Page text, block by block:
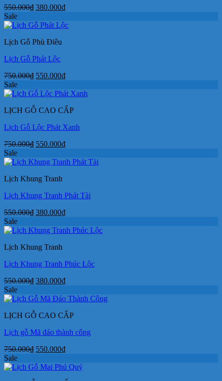
550.000₫ Giá
là:
380.000₫Giá
tại
Sale
Lịch Gỗ Phù Điêu
Lịch Gỗ Phát Lộc
750.000₫ Giá
là:
550.000₫Giá
tại
550.000₫.
Sale
LỊCH GỖ CAO CẤP
Lịch Gỗ Lộc Phát Xanh
750.000₫ Giá
là:
550.000₫Giá
tại
Sale
Lịch Khung Tranh
Lịch Khung Tranh Phát Tài
550.000₫ Giá
là:
380.000₫Giá
tại
Sale
Lịch Khung Tranh
Lịch Khung Tranh Phúc Lộc
550.000₫ Giá
là:
380.000₫Giá
tại
380.000₫.
Sale
LỊCH GỖ CAO CẤP
Lịch gỗ Mã đáo thành công
750.000₫ Giá
là:
550.000₫Giá
tại
Sale